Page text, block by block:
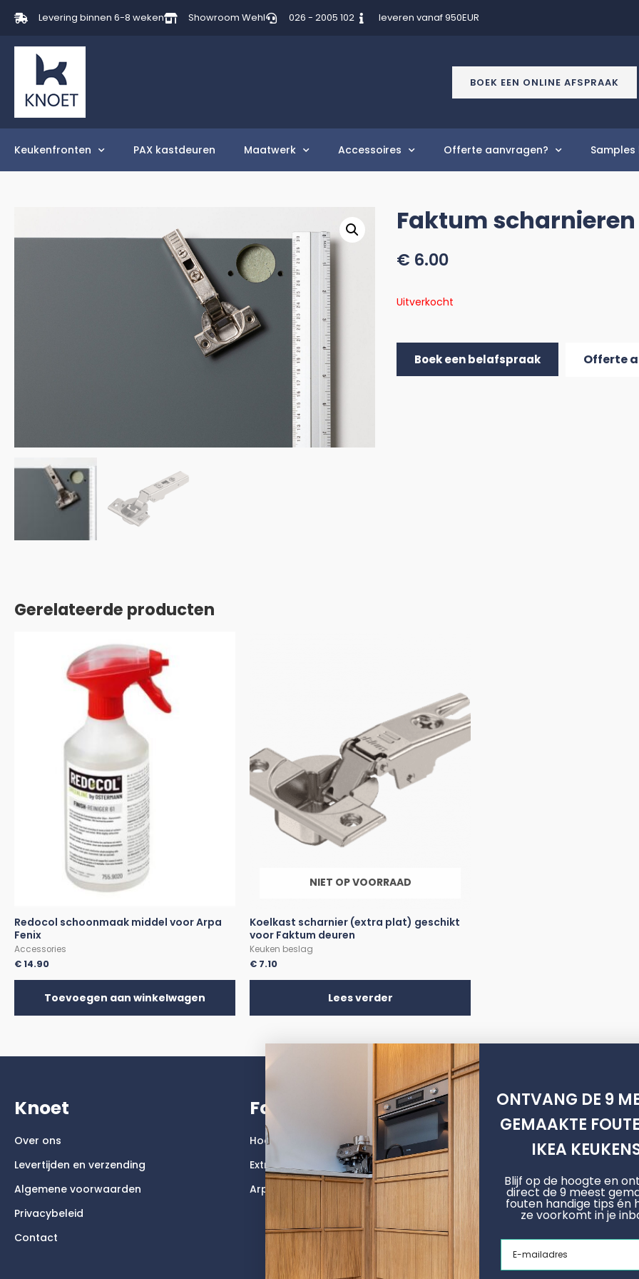
Levering binnen 6-8 weken Showroom Wehl 026 - 2005 102 leveren vanaf 950EUR
BOEK EEN ONLINE AFSPRAAK
Keukenfronten PAX kastdeuren Maatwerk Accessoires Offerte aanvragen?
Faktum
€ 6.00
Uitverkocht
Boek een belafspraak Offerte
Gerelateerde producten
Redocol schoonmaak middel voor Arpa
Fenix
Accessories
€ 14.90
Toevoegen aan winkelwagen
NIET OP VOORRAAD
Koelkast scharnier (extra plat) geschikt
voor Faktum deuren
Keuken beslag
€ 7.10
Lees verder
Knoet
Over ons
Levertijden en verzending
Algemene voorwaarden
Privacybeleid
Contact
Faktum
Hoogglans
Extreem mat
Arpa Fenix
Metod
Hoogglans
Arpa Fenix
Fineer Fronten
ONTVANG DE 9
GEMAAKTE
IKEA
Blijf op de hoogte en
direct de 9 meest
fouten handige tips én
ze voorkomt in je